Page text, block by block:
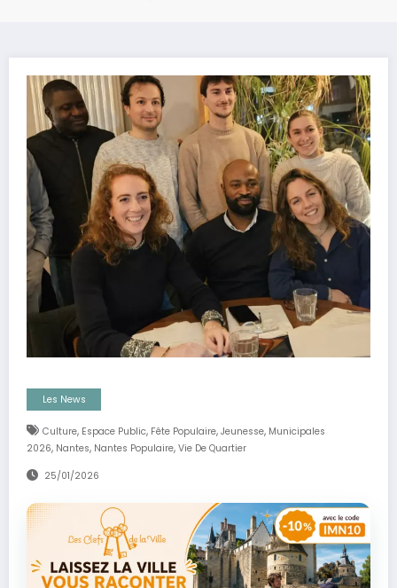
Les News
Culture, Espace Public, Fête Populaire, Jeunesse, Municipales
2026, Nantes, Nantes Populaire, Vie De Quartier
25/01/2026